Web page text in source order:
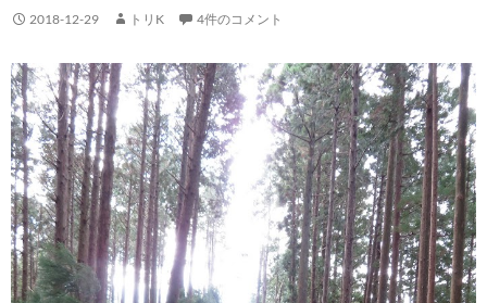
へ
ッ
プ
2018-12-29 トリK 4件のコメント